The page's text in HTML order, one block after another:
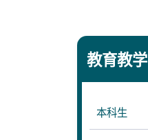
教育教学
本科生